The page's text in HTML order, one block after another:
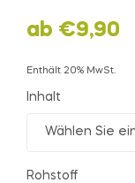
ab €9,90
Enthält 20% MwSt.
Inhalt
Rohstoff